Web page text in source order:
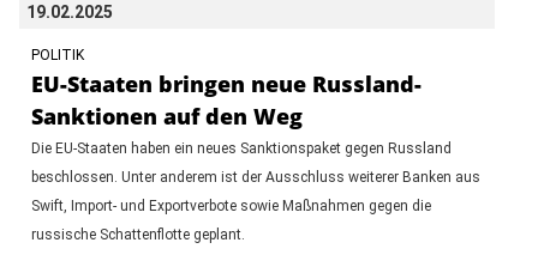
19.02.2025
POLITIK
EU-Staaten bringen neue Russland-
Sanktionen auf den Weg
Die EU-Staaten haben ein neues Sanktionspaket gegen Russland
beschlossen. Unter anderem ist der Ausschluss weiterer Banken aus
Swift, Import- und Exportverbote sowie Maßnahmen gegen die
russische Schattenflotte geplant.